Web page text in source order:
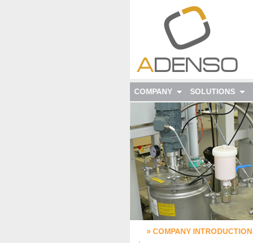
COMPANY SOLUTIONS
» COMPANY INTRODUCTION